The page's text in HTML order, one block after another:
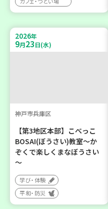
2026年
9月23日(水)
神戸市兵庫区
【第3地区本部】こべっこ
BOSAI(ぼうさい)教室～か
ぞくで楽しくまなぼうさい
～
学び・体験
平和・防災